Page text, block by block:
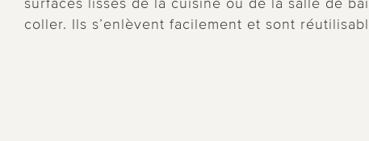
coller. Ils s’enlèvent facilement et sont